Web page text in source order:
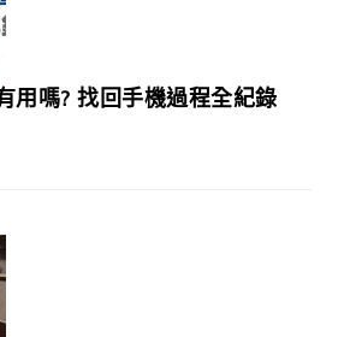
用嗎? 找回手機過程全紀錄